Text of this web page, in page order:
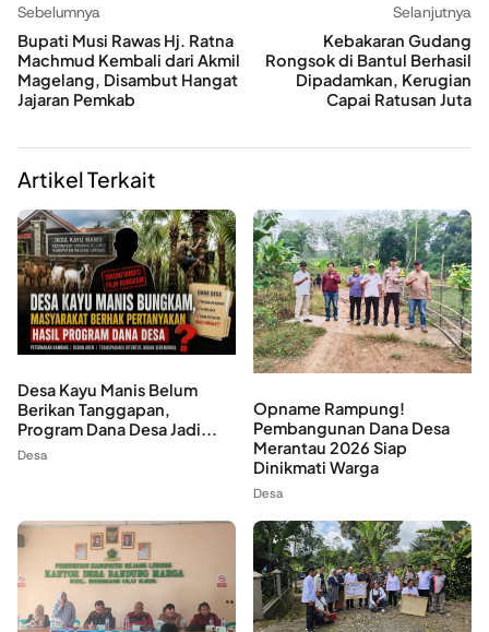
Sebelumnya
Bupati Musi Rawas Hj. Ratna
Machmud Kembali dari Akmil
Magelang, Disambut Hangat
Jajaran Pemkab
Selanjutnya
Kebakaran Gudang
Rongsok di Bantul Berhasil
Dipadamkan, Kerugian
Capai Ratusan Juta
Artikel Terkait
Desa Kayu Manis Belum
Berikan Tanggapan,
Program Dana Desa Jadi...
Desa
Opname Rampung!
Pembangunan Dana Desa
Merantau 2026 Siap
Dinikmati Warga
Desa